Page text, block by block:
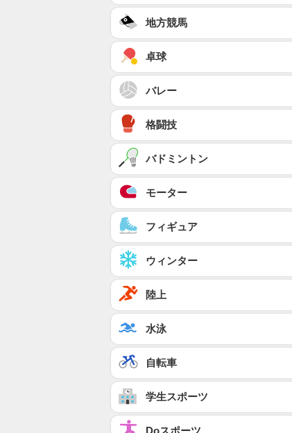
地方競馬
卓球
バレー
格闘技
バドミントン
モーター
フィギュア
ウィンター
陸上
水泳
自転車
学生スポーツ
Doスポーツ